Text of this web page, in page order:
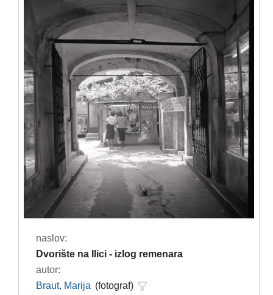
naslov:
Dvorište na Ilici - izlog remenara
autor:
Braut, Marija (fotograf)